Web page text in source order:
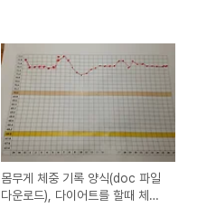
몸무게 체중 기록 양식(doc 파일
다운로드), 다이어트를 할때 체중